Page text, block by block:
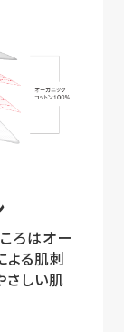
ろはオー
よる肌刺
さしい肌